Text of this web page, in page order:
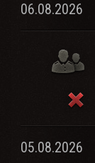
06.08.2026
05.08.2026